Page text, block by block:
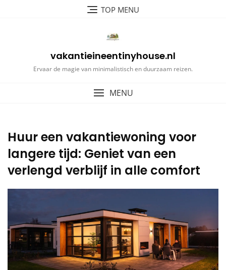
TOP MENU
vakantieineentinyhouse.nl
Ervaar de magie van minimalistisch en duurzaam reizen.
MENU
Huur een vakantiewoning voor
langere tijd: Geniet van een
verlengd verblijf in alle comfort